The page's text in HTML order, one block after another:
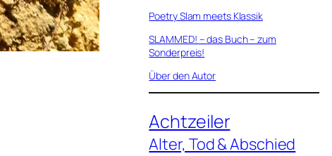
Poetry Slam meets Klassik
SLAMMED! – das Buch – zum
Sonderpreis!
Über den Autor
Achtzeiler
Alter, Tod & Abschied